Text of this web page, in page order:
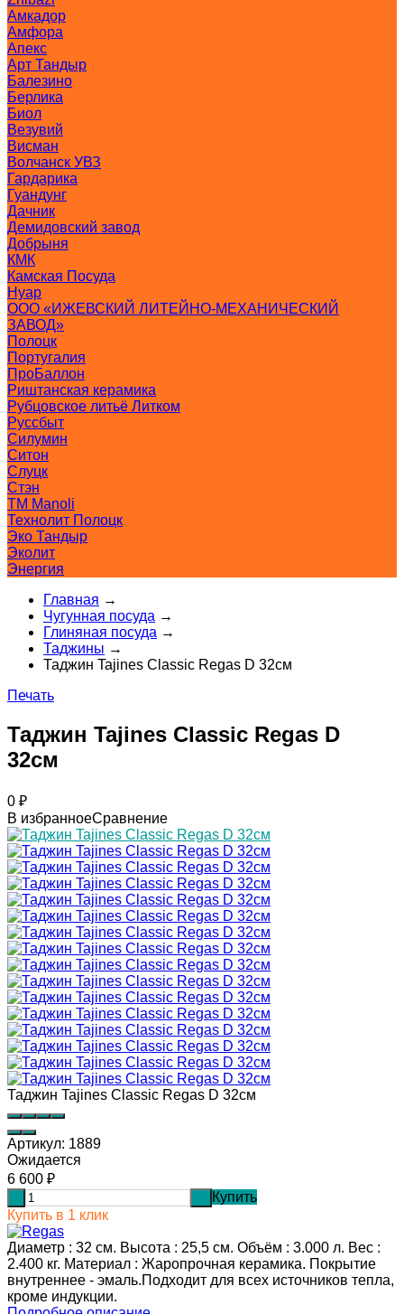
Амкадор
Амфора
Апекс
Арт Тандыр
Балезино
Берлика
Биол
Везувий
Висман
Волчанск УВЗ
Гардарика
Гуандунг
Дачник
Демидовский завод
Добрыня
КМК
Камская Посуда
Нуар
ООО «ИЖЕВСКИЙ ЛИТЕЙНО-МЕХАНИЧЕСКИЙ
ЗАВОД»
Полоцк
Португалия
ПроБаллон
Риштанская керамика
Рубцовское литьё Литком
Руссбыт
Силумин
Ситон
Слуцк
Стэн
ТМ Manoli
Технолит Полоцк
Эко Тандыр
Эколит
Энергия
Главная →
Чугунная посуда →
Глиняная посуда →
Таджины →
Таджин Tajines Classic Regas D 32см
Печать
Таджин Tajines Classic Regas D
32см
0 ₽
В избранноеСравнение
Таджин Tajines Classic Regas D 32см
Артикул: 1889
Ожидается
6 600 ₽
Купить
Купить в 1 клик
Диаметр : 32 см. Высота : 25,5 см. Объём : 3.000 л. Вес :
2.400 кг. Материал : Жаропрочная керамика. Покрытие
внутреннее - эмаль.Подходит для всех источников тепла,
кроме индукции.